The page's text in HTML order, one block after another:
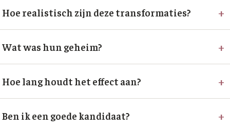
Hoe realistisch zijn deze transformaties? +
Wat was hun geheim? +
Hoe lang houdt het effect aan? +
Ben ik een goede kandidaat? +